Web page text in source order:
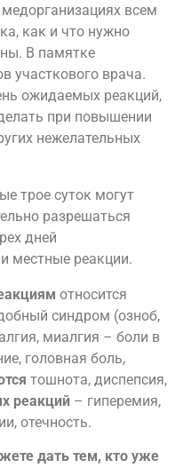
всем
как и что нужно
В памятке
участкового врача.
ожидаемых реакций,
при повышении
нежелательных
трое суток могут
разрешаться
дней
местные реакции.
относится
синдром (озноб,
миалгия – боли в
головная боль,
тошнота, диспепсия,
реакций – гиперемия,
отечность.
дать тем, кто уже